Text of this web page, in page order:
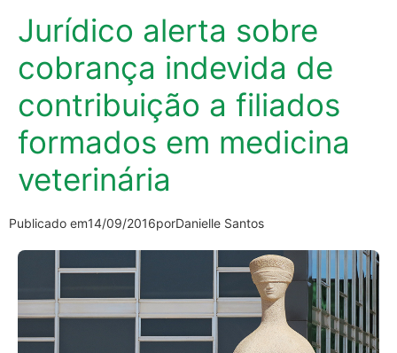
Jurídico alerta sobre
cobrança indevida de
contribuição a filiados
formados em medicina
veterinária
Publicado em14/09/2016porDanielle Santos